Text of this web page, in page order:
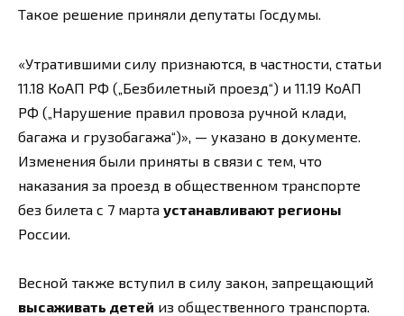
Такое решение приняли депутаты Госдумы.
«Утратившими силу признаются, в частности, статьи
11.18 КоАП РФ („Безбилетный проезд“) и 11.19 КоАП
РФ („Нарушение правил провоза ручной клади,
багажа и грузобагажа“)», — указано в документе.
Изменения были приняты в связи с тем, что
наказания за проезд в общественном транспорте
без билета с 7 марта устанавливают регионы
России.
Весной также вступил в силу закон, запрещающий
высаживать детей из общественного транспорта.